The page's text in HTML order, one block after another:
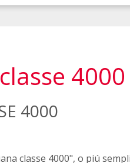
4000
4000
classe 4000", o piú